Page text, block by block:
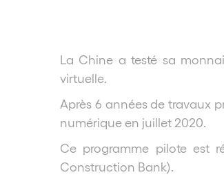
La Chine a testé sa
virtuelle.
Après 6 années de travaux
numérique en juillet 2020.
Ce programme pilote est
Construction Bank).